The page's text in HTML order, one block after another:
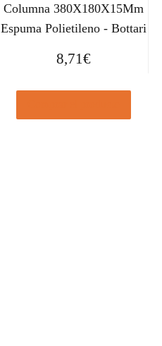
Columna 380X180X15Mm
Espuma Polietileno - Bottari
8,71€